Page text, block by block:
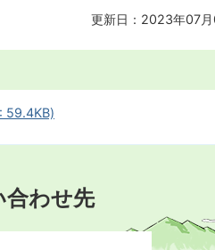
更新日：2023年07
59.4KB)
合わせ先